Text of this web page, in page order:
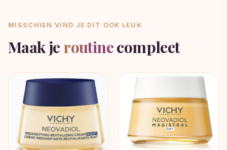
MISSCHIEN VIND JE DIT OOK LEUK
Maak je routinecompleet